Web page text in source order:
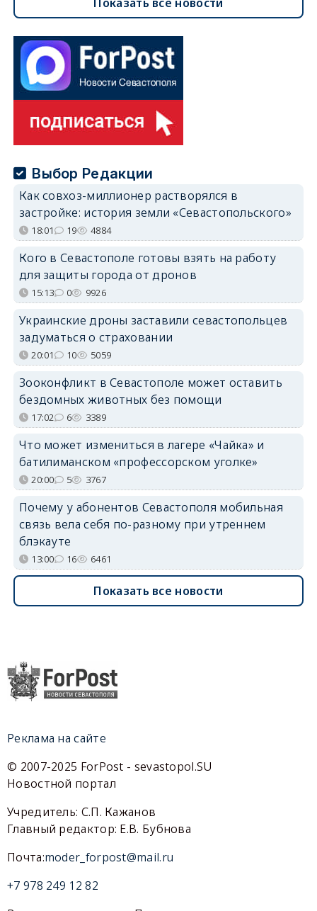
Выбор Редакции
Как совхоз-миллионер растворялся в
застройке: история земли «Севастопольского»
18:01 19 4884
Кого в Севастополе готовы взять на работу
для защиты города от дронов
15:13 0 9926
Украинские дроны заставили севастопольцев
задуматься о страховании
20:01 10 5059
Зооконфликт в Севастополе может оставить
бездомных животных без помощи
17:02 6 3389
Что может измениться в лагере «Чайка» и
батилиманском «профессорском уголке»
20:00 5 3767
Почему у абонентов Севастополя мобильная
связь вела себя по-разному при утреннем
блэкауте
13:00 16 6461
Показать все новости
Реклама на сайте
© 2007-2025 ForPost - sevastopol.SU
Новостной портал
Учредитель: С.П. Кажанов
Главный редактор: Е.В. Бубнова
Почта:moder_forpost@mail.ru
+7 978 249 12 82